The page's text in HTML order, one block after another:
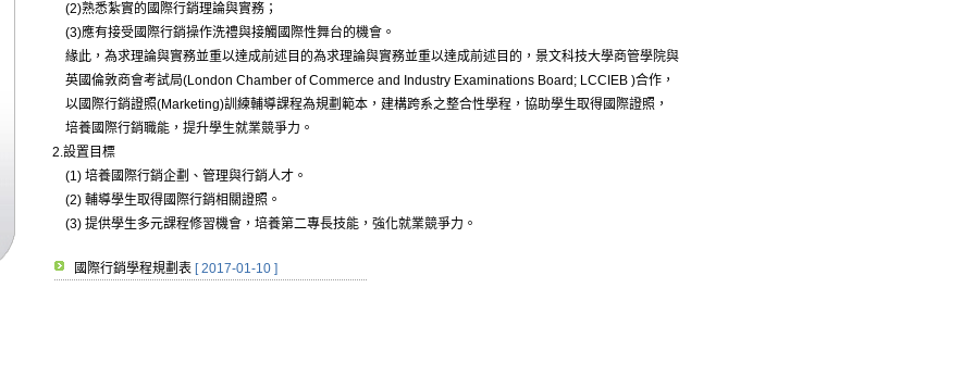
(2)熟悉紮實的國際行銷理論與實務；
(3)應有接受國際行銷操作洗禮與接觸國際性舞台的機會。
緣此，為求理論與實務並重以達成前述目的為求理論與實務並重以達成前述目的，景文科技大學商管學院與
英國倫敦商會考試局(London Chamber of Commerce and Industry Examinations Board; LCCIEB )合作，
以國際行銷證照(Marketing)訓練輔導課程為規劃範本，建構跨系之整合性學程，協助學生取得國際證照，
培養國際行銷職能，提升學生就業競爭力。
2.設置目標
(1) 培養國際行銷企劃、管理與行銷人才。
(2) 輔導學生取得國際行銷相關證照。
(3) 提供學生多元課程修習機會，培養第二專長技能，強化就業競爭力。
國際行銷學程規劃表 [ 2017-01-10 ]